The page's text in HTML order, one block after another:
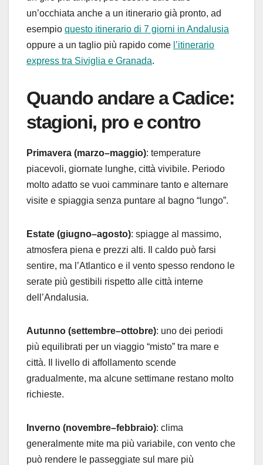
un’occhiata anche a un itinerario già pronto, ad
esempio questo itinerario di 7 giorni in Andalusia
oppure a un taglio più rapido come l’itinerario
express tra Siviglia e Granada.
Quando andare a Cadice:
stagioni, pro e contro
Primavera (marzo–maggio): temperature
piacevoli, giornate lunghe, città vivibile. Periodo
molto adatto se vuoi camminare tanto e alternare
visite e spiaggia senza puntare al bagno “lungo”.
Estate (giugno–agosto): spiagge al massimo,
atmosfera piena e prezzi alti. Il caldo può farsi
sentire, ma l’Atlantico e il vento spesso rendono le
serate più gestibili rispetto alle città interne
dell’Andalusia.
Autunno (settembre–ottobre): uno dei periodi
più equilibrati per un viaggio “misto” tra mare e
città. Il livello di affollamento scende
gradualmente, ma alcune settimane restano molto
richieste.
Inverno (novembre–febbraio): clima
generalmente mite ma più variabile, con vento che
può rendere le passeggiate sul mare più